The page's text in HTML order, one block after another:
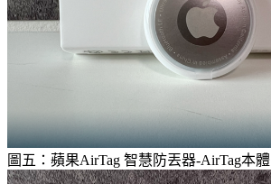
圖五：蘋果AirTag 智慧防丟器-AirTag本體